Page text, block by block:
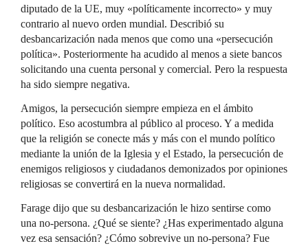
diputado de la UE, muy «políticamente incorrecto» y muy
contrario al nuevo orden mundial. Describió su
desbancarización nada menos que como una «persecución
política». Posteriormente ha acudido al menos a siete bancos
solicitando una cuenta personal y comercial. Pero la respuesta
ha sido siempre negativa.
Amigos, la persecución siempre empieza en el ámbito
político. Eso acostumbra al público al proceso. Y a medida
que la religión se conecte más y más con el mundo político
mediante la unión de la Iglesia y el Estado, la persecución de
enemigos religiosos y ciudadanos demonizados por opiniones
religiosas se convertirá en la nueva normalidad.
Farage dijo que su desbancarización le hizo sentirse como
una no-persona. ¿Qué se siente? ¿Has experimentado alguna
vez esa sensación? ¿Cómo sobrevive un no-persona? Fue